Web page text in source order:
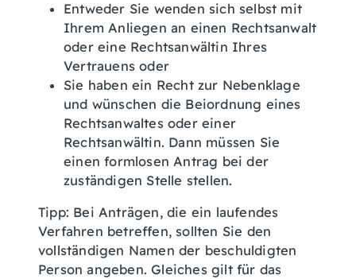
Entweder Sie wenden sich selbst mit
Ihrem Anliegen an einen Rechtsanwalt
oder eine Rechtsanwältin Ihres
Vertrauens oder
Sie haben ein Recht zur Nebenklage
und wünschen die Beiordnung eines
Rechtsanwaltes oder einer
Rechtsanwältin. Dann müssen Sie
einen formlosen Antrag bei der
zuständigen Stelle stellen.
Tipp: Bei Anträgen, die ein laufendes
Verfahren betreffen, sollten Sie den
vollständigen Namen der beschuldigten
Person angeben. Gleiches gilt für das